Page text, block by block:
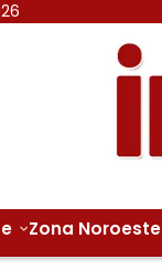
Zona Noroeste